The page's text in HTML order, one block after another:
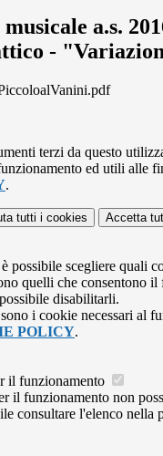
a.s.
-
terzi da questo
ed utili alle
.
tutti i cookies Accetta
possibile scegliere quali
quelli che consentono il
disabilitarli.
i cookie necessari al
POLICY.
il funzionamento
il funzionamento non
consultare l'elenco nella